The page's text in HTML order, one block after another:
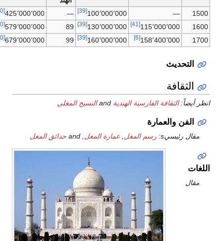
[39]
— 425٬000٬000 [40]
—
115٬000٬000
[41] 130٬000٬000 [39]
89 579٬000٬000 [40]
20
158٬400٬000
[6] 160٬000٬000 [39]
99 679٬000٬000 [40]
23
الثقافة الفارسية الهنديةand النسيج المغلي
والعمارة
رسم المغل,عمارة المغل, and حدائق المغل